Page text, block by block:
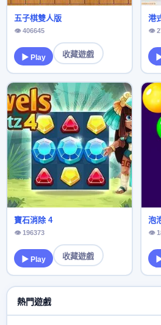
五子棋雙人版
👁 406645
▶ Play 收藏遊戲
港
👁
寶石消除 4
👁 196373
▶ Play 收藏遊戲
泡
👁
熱門遊戲